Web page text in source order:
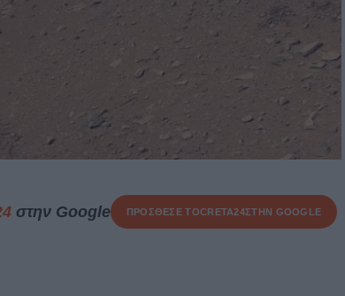
στην Google ΠΡΟΣΘΕΣΕ ΤΟCRETA24ΣΤΗΝ GOOGLE